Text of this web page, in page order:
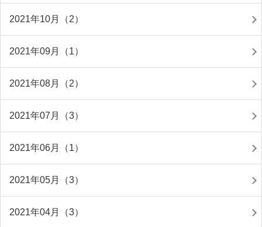
2021年10月（2）
2021年09月（1）
2021年08月（2）
2021年07月（3）
2021年06月（1）
2021年05月（3）
2021年04月（3）